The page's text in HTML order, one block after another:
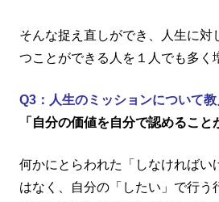
そんな捉え直しができ、人生に対
つことができる人を１人でも多く
Q3：人生のミッションについて
「自分の価値を自分で認めること
何かにとらわれた「しなければい
はなく、自分の「したい」で行う